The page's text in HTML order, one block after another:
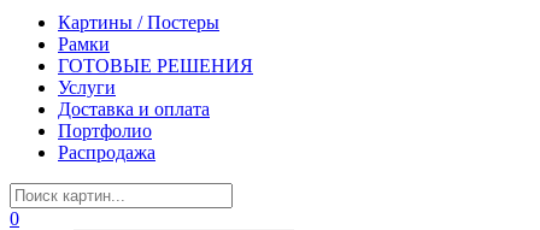
Картины / Постеры
Рамки
ГОТОВЫЕ РЕШЕНИЯ
Услуги
Доставка и оплата
Портфолио
Распродажа
0